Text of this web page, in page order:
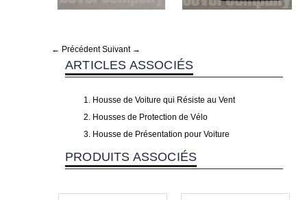
← Précédent Suivant →
ARTICLES ASSOCIÉS
Housse de Voiture qui Résiste au Vent
Housses de Protection de Vélo
Housse de Présentation pour Voiture
PRODUITS ASSOCIÉS